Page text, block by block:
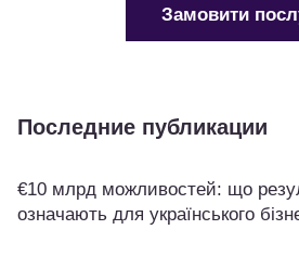
Замовити
Последние публикации
€10 млрд можливостей: що
означають для українського